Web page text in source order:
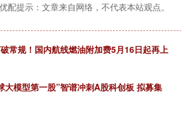
配提示：文章来自网络，不代表本站观点。
常规！国内航线燃油附加费5月16日起再上
大模型第一股”智谱冲刺A股科创板 拟募集